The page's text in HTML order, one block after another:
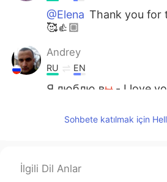
@Elena Thank you for
🥰👍🏼
Andrey
RU EN
Я люблю вы- I love
ロシア語も、勉強して
Sohbete katılmak için
İlgili Dil Anlar